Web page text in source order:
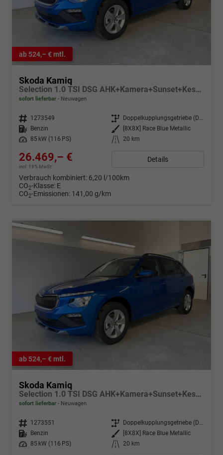
ab 524,– € mtl.
Skoda Kamiq
Selection 1.0 TSI DSG AHK+Kamera+Sunset+Kessy+AppConnect+Sitzheiz+Alu16+GV5
sofort lieferbar Neuwagen
Fahrzeugnr. 1273549 Getriebe
Doppelkupplungsgetriebe (DSG)
Kraftstoff
Benzin Außenfarbe
[8X8X] Race Blue Metallic
Leistung
85 kW (116 PS) Kilometerstand 20 km
26.469,– €
incl. 19% MwSt.
Details
Verbrauch kombiniert: 6,20 l/100km
CO2-Klasse: E
CO2-Emissionen: 141,00 g/km
ab 524,– € mtl.
Skoda Kamiq
Selection 1.0 TSI DSG AHK+Kamera+Sunset+Kessy+AppConnect+Sitzheiz+Alu16+GV5
sofort lieferbar Neuwagen
Fahrzeugnr. 1273551 Getriebe
Doppelkupplungsgetriebe (DSG)
Kraftstoff
Benzin Außenfarbe
[8X8X] Race Blue Metallic
Leistung
85 kW (116 PS) Kilometerstand 20 km